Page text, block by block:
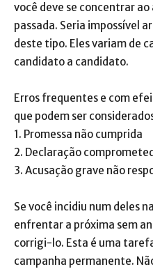
você deve se concentrar
passada. Seria impossível
deste tipo. Eles variam de
candidato a candidato.
Erros frequentes e com
que podem ser
1. Promessa não cumprida
2. Declaração
3. Acusação grave não
Se você incidiu num deles
enfrentar a próxima sem
corrigi-lo. Esta é uma
campanha permanente.